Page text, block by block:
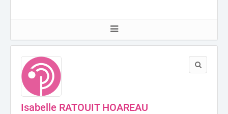
Isabelle RATOUIT HOAREAU